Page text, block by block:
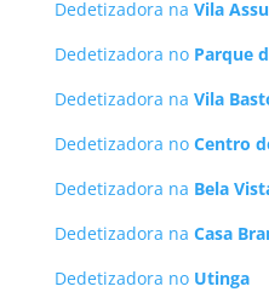
Dedetizadora na Vila
Dedetizadora no Parque
Dedetizadora na Vila
Dedetizadora no Centro
Dedetizadora na Bela
Dedetizadora na Casa
Dedetizadora no Utinga